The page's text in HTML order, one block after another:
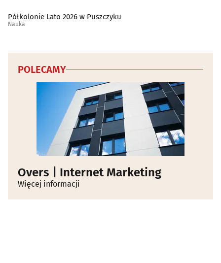
Półkolonie Lato 2026 w Puszczyku
Nauka
POLECAMY
Overs | Internet Marketing
Więcej informacji